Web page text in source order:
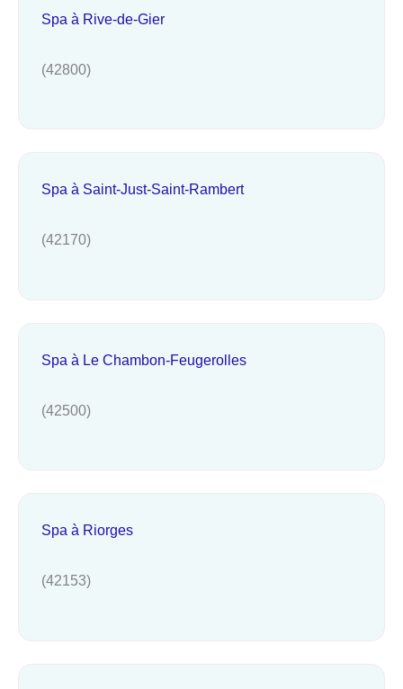
Spa à Rive-de-Gier
(42800)
Spa à Saint-Just-Saint-Rambert
(42170)
Spa à Le Chambon-Feugerolles
(42500)
Spa à Riorges
(42153)